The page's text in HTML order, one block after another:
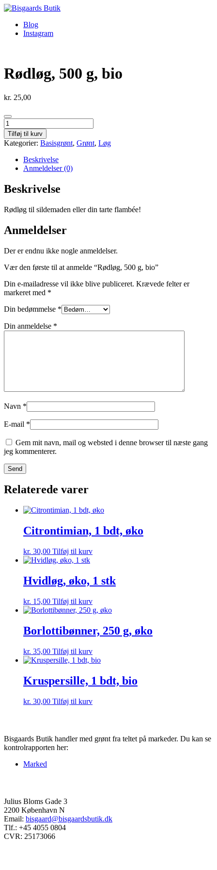
Videre
indholdBlog
Instagram
Rødløg, 500 g, bio
kr. 25,00
Rødløg,
500
g,
bio
antal
Tilføj til kurv
Kategorier: Basisgrønt, Grønt, Løg
Beskrivelse
Anmeldelser (0)
Beskrivelse
Rødløg til sildemaden eller din tarte flambée!
Anmeldelser
Der er endnu ikke nogle anmeldelser.
Vær den første til at anmelde “Rødløg, 500 g, bio”
Din e-mailadresse vil ikke blive publiceret. Krævede felter er
markeret med *
Din bedømmelse *
Din anmeldelse *
Navn *
E-mail *
Gem mit navn, mail og websted i denne browser til næste gang
jeg kommenterer.
Relaterede varer
Citrontimian, 1 bdt, øko
kr. 30,00 Tilføj til kurv
Hvidløg, øko, 1 stk
kr. 15,00 Tilføj til kurv
Borlottibønner, 250 g, øko
kr. 35,00 Tilføj til kurv
Kruspersille, 1 bdt, bio
kr. 30,00 Tilføj til kurv
Bisgaards Butik handler med grønt fra teltet på markeder. Du kan se
kontrolrapporten her:
Marked
Julius Bloms Gade 3
2200 København N
Email: bisgaard@bisgaardsbutik.dk
Tlf.: +45 4055 0804
CVR: 25173066